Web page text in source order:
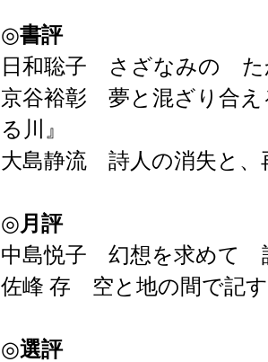
◎書評
日和聡子 さざなみの た
京谷裕彰 夢と混ざり合
る川』
大島静流 詩人の消失と
◎月評
中島悦子 幻想を求めて
佐峰 存 空と地の間で記
◎選評